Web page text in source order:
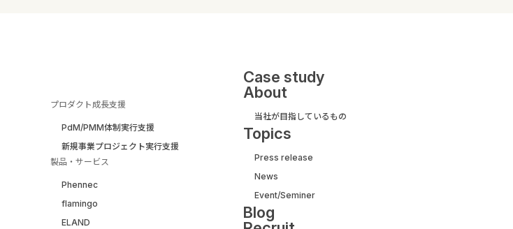
プロダクト成長支援
PdM/PMM体制実行支援
新規事業プロジェクト実行支援
製品・サービス
Phennec
flamingo
ELAND
Case study
About
当社が目指しているもの
Topics
Press release
News
Event/Seminer
Blog